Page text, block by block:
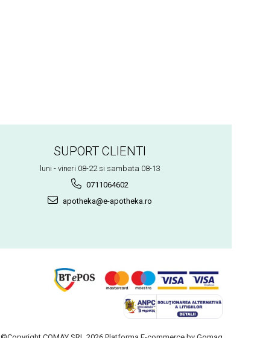
SUPORT CLIENTI
luni - vineri 08-22 si sambata 08-13
0711064602
apotheka@e-apotheka.ro